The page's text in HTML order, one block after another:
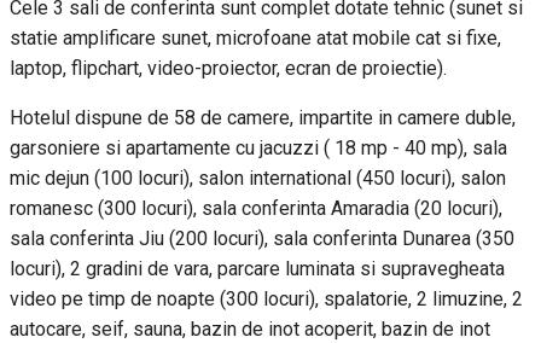
Cele 3 sali de conferinta sunt complet dotate tehnic (sunet si
statie amplificare sunet, microfoane atat mobile cat si fixe,
laptop, flipchart, video-proiector, ecran de proiectie).
Hotelul dispune de 58 de camere, impartite in camere duble,
garsoniere si apartamente cu jacuzzi ( 18 mp - 40 mp), sala
mic dejun (100 locuri), salon international (450 locuri), salon
romanesc (300 locuri), sala conferinta Amaradia (20 locuri),
sala conferinta Jiu (200 locuri), sala conferinta Dunarea (350
locuri), 2 gradini de vara, parcare luminata si supravegheata
video pe timp de noapte (300 locuri), spalatorie, 2 limuzine, 2
autocare, seif, sauna, bazin de inot acoperit, bazin de inot